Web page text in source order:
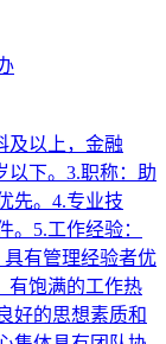
及以上，金融
以下。3.职称：助
先。4.专业技
。5.工作经验：
有管理经验者优
有饱满的工作热
好的思想素质和